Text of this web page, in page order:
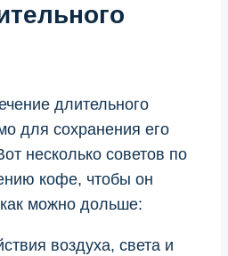
длительного
для сохранения его
несколько советов по
кофе, чтобы он
можно дольше:
воздуха, света и